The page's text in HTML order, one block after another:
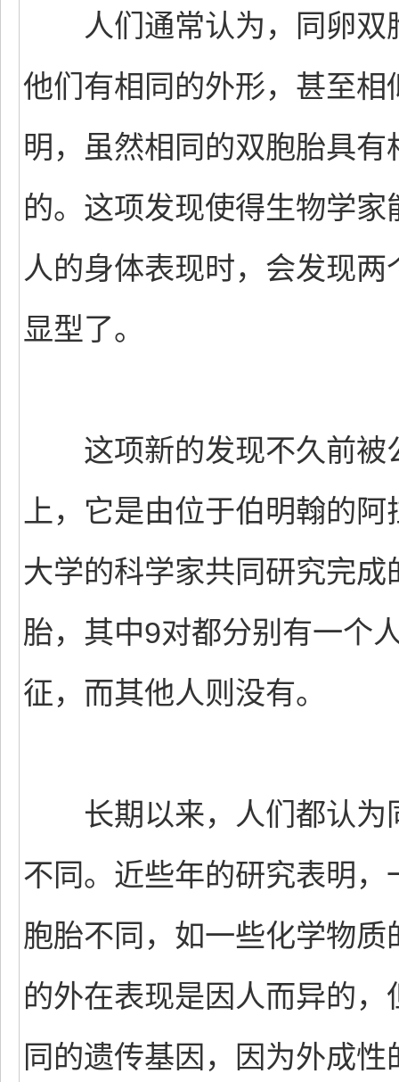
人们通常认为，同卵双
他们有相同的外形，甚至
明，虽然相同的双胞胎具
的。这项发现使得生物学
人的身体表现时，会发现
显型了。
这项新的发现不久前被
上，它是由位于伯明翰的
大学的科学家共同研究完
胎，其中9对都分别有一个
征，而其他人则没有。
长期以来，人们都认为
不同。近些年的研究表明
胞胎不同，如一些化学物
的外在表现是因人而异的
同的遗传基因，因为外成